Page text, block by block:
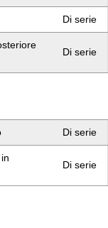
Di serie
Di serie
Di serie
Di serie